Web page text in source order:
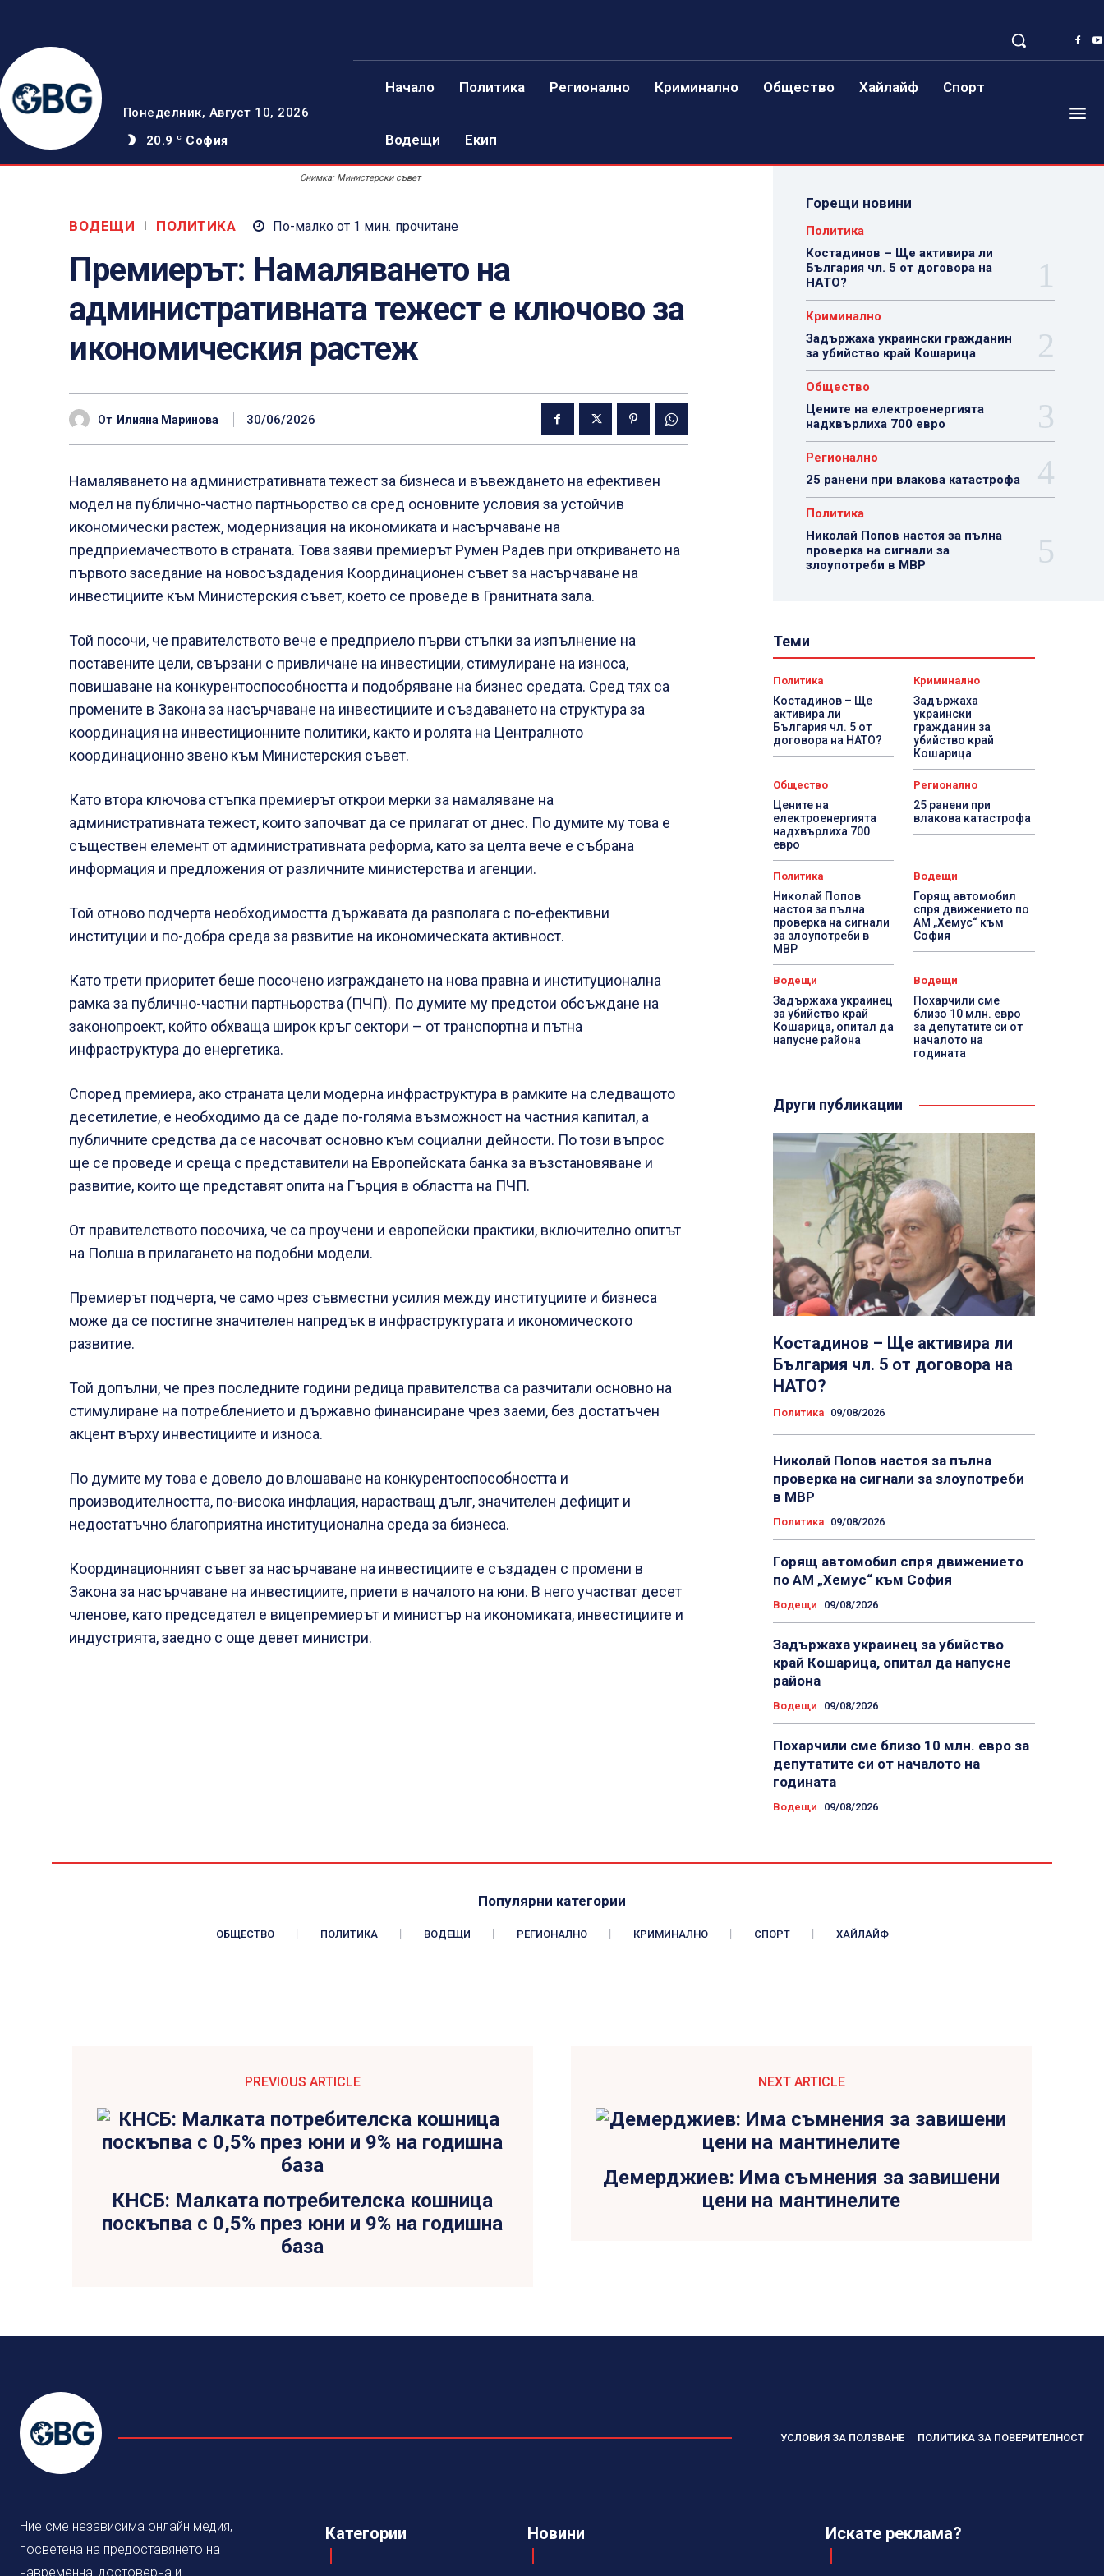
Понеделник, Август 10, 2026
20.9 C София
Начало Политика Регионално Криминално Общество Хайлайф Спорт
Водещи Екип
Снимка: Министерски съвет
ВОДЕЩИ ПОЛИТИКА По-малко от 1 мин. прочитане
Премиерът: Намаляването на
административната тежест е ключово за
икономическия растеж
От Илияна Маринова 30/06/2026
Намаляването на административната тежест за бизнеса и въвеждането на ефективен
модел на публично-частно партньорство са сред основните условия за устойчив
икономически растеж, модернизация на икономиката и насърчаване на
предприемачеството в страната. Това заяви премиерът Румен Радев при откриването на
първото заседание на новосъздадения Координационен съвет за насърчаване на
инвестициите към Министерския съвет, което се проведе в Гранитната зала.
Той посочи, че правителството вече е предприело първи стъпки за изпълнение на
поставените цели, свързани с привличане на инвестиции, стимулиране на износа,
повишаване на конкурентоспособността и подобряване на бизнес средата. Сред тях са
промените в Закона за насърчаване на инвестициите и създаването на структура за
координация на инвестиционните политики, както и ролята на Централното
координационно звено към Министерския съвет.
Като втора ключова стъпка премиерът открои мерки за намаляване на
административната тежест, които започват да се прилагат от днес. По думите му това е
съществен елемент от административната реформа, като за целта вече е събрана
информация и предложения от различните министерства и агенции.
Той отново подчерта необходимостта държавата да разполага с по-ефективни
институции и по-добра среда за развитие на икономическата активност.
Като трети приоритет беше посочено изграждането на нова правна и институционална
рамка за публично-частни партньорства (ПЧП). По думите му предстои обсъждане на
законопроект, който обхваща широк кръг сектори – от транспортна и пътна
инфраструктура до енергетика.
Според премиера, ако страната цели модерна инфраструктура в рамките на следващото
десетилетие, е необходимо да се даде по-голяма възможност на частния капитал, а
публичните средства да се насочват основно към социални дейности. По този въпрос
ще се проведе и среща с представители на Европейската банка за възстановяване и
развитие, които ще представят опита на Гърция в областта на ПЧП.
От правителството посочиха, че са проучени и европейски практики, включително опитът
на Полша в прилагането на подобни модели.
Премиерът подчерта, че само чрез съвместни усилия между институциите и бизнеса
може да се постигне значителен напредък в инфраструктурата и икономическото
развитие.
Той допълни, че през последните години редица правителства са разчитали основно на
стимулиране на потреблението и държавно финансиране чрез заеми, без достатъчен
акцент върху инвестициите и износа.
По думите му това е довело до влошаване на конкурентоспособността и
производителността, по-висока инфлация, нарастващ дълг, значителен дефицит и
недостатъчно благоприятна институционална среда за бизнеса.
Координационният съвет за насърчаване на инвестициите е създаден с промени в
Закона за насърчаване на инвестициите, приети в началото на юни. В него участват десет
членове, като председател е вицепремиерът и министър на икономиката, инвестициите и
индустрията, заедно с още девет министри.
Горещи новини
Политика
Костадинов – Ще активира ли
България чл. 5 от договора на
НАТО?
Криминално
Задържаха украински гражданин
за убийство край Кошарица
Общество
Цените на електроенергията
надхвърлиха 700 евро
Регионално
25 ранени при влакова катастрофа
Политика
Николай Попов настоя за пълна
проверка на сигнали за
злоупотреби в МВР
Теми
Политика
Костадинов – Ще
активира ли
България чл. 5 от
договора на НАТО?
Криминално
Задържаха
украински
гражданин за
убийство край
Кошарица
Общество
Цените на
електроенергията
надхвърлиха 700
евро
Регионално
25 ранени при
влакова катастрофа
Политика
Николай Попов
настоя за пълна
проверка на сигнали
за злоупотреби в
МВР
Водещи
Горящ автомобил
спря движението по
АМ „Хемус“ към
София
Водещи
Задържаха украинец
за убийство край
Кошарица, опитал да
напусне района
Водещи
Похарчили сме
близо 10 млн. евро
за депутатите си от
началото на
годината
Други публикации
Костадинов – Ще активира ли
България чл. 5 от договора на
НАТО?
Политика 09/08/2026
Николай Попов настоя за пълна
проверка на сигнали за злоупотреби
в МВР
Политика 09/08/2026
Горящ автомобил спря движението
по АМ „Хемус“ към София
Водещи 09/08/2026
Задържаха украинец за убийство
край Кошарица, опитал да напусне
района
Водещи 09/08/2026
Похарчили сме близо 10 млн. евро за
депутатите си от началото на
годината
Водещи 09/08/2026
Популярни категории
ОБЩЕСТВО ПОЛИТИКА ВОДЕЩИ РЕГИОНАЛНО КРИМИНАЛНО СПОРТ ХАЙЛАЙФ
PREVIOUS ARTICLE
КНСБ: Малката потребителска кошница
поскъпва с 0,5% през юни и 9% на годишна
база
NEXT ARTICLE
Демерджиев: Има съмнения за завишени
цени на мантинелите
УСЛОВИЯ ЗА ПОЛЗВАНЕ ПОЛИТИКА ЗА ПОВЕРИТЕЛНОСТ
Ние сме независима онлайн медия,
посветена на предоставянето на
навременна, достоверна и
Категории Новини Искате реклама?